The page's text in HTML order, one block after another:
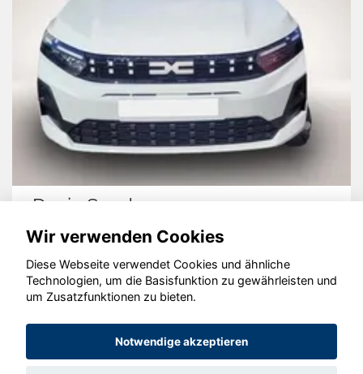
Dacia Sandero
© konjunkturmotor.de GmbH 2020 - 2026
Wir verwenden Cookies
Diese Webseite verwendet Cookies und ähnliche
Technologien, um die Basisfunktion zu gewährleisten und
um Zusatzfunktionen zu bieten.
Notwendige akzeptieren